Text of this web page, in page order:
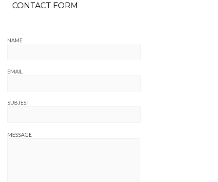
CONTACT FORM
NAME
EMAIL
SUBJEST
MESSAGE